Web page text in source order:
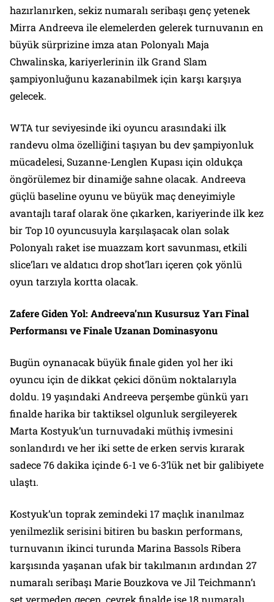
hazırlanırken, sekiz numaralı seribaşı genç yetenek
Mirra Andreeva ile elemelerden gelerek turnuvanın en
büyük sürprizine imza atan Polonyalı Maja
Chwalinska, kariyerlerinin ilk Grand Slam
şampiyonluğunu kazanabilmek için karşı karşıya
gelecek.
WTA tur seviyesinde iki oyuncu arasındaki ilk
randevu olma özelliğini taşıyan bu dev şampiyonluk
mücadelesi, Suzanne-Lenglen Kupası için oldukça
öngörülemez bir dinamiğe sahne olacak. Andreeva
güçlü baseline oyunu ve büyük maç deneyimiyle
avantajlı taraf olarak öne çıkarken, kariyerinde ilk kez
bir Top 10 oyuncusuyla karşılaşacak olan solak
Polonyalı raket ise muazzam kort savunması, etkili
slice’ları ve aldatıcı drop shot’ları içeren çok yönlü
oyun tarzıyla kortta olacak.
Zafere Giden Yol: Andreeva’nın Kusursuz Yarı Final
Performansı ve Finale Uzanan Dominasyonu
Bugün oynanacak büyük finale giden yol her iki
oyuncu için de dikkat çekici dönüm noktalarıyla
doldu. 19 yaşındaki Andreeva perşembe günkü yarı
finalde harika bir taktiksel olgunluk sergileyerek
Marta Kostyuk’un turnuvadaki müthiş ivmesini
sonlandırdı ve her iki sette de erken servis kırarak
sadece 76 dakika içinde 6-1 ve 6-3’lük net bir galibiyete
ulaştı.
Kostyuk’un toprak zemindeki 17 maçlık inanılmaz
yenilmezlik serisini bitiren bu baskın performans,
turnuvanın ikinci turunda Marina Bassols Ribera
karşısında yaşanan ufak bir takılmanın ardından 27
numaralı seribaşı Marie Bouzkova ve Jil Teichmann’ı
set vermeden geçen, çeyrek finalde ise 18 numaralı